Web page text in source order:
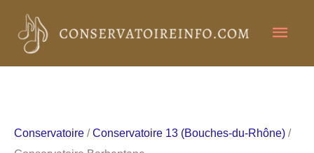
contenu
Conservatoire /Conservatoire 13 (Bouches-du-Rhône) /